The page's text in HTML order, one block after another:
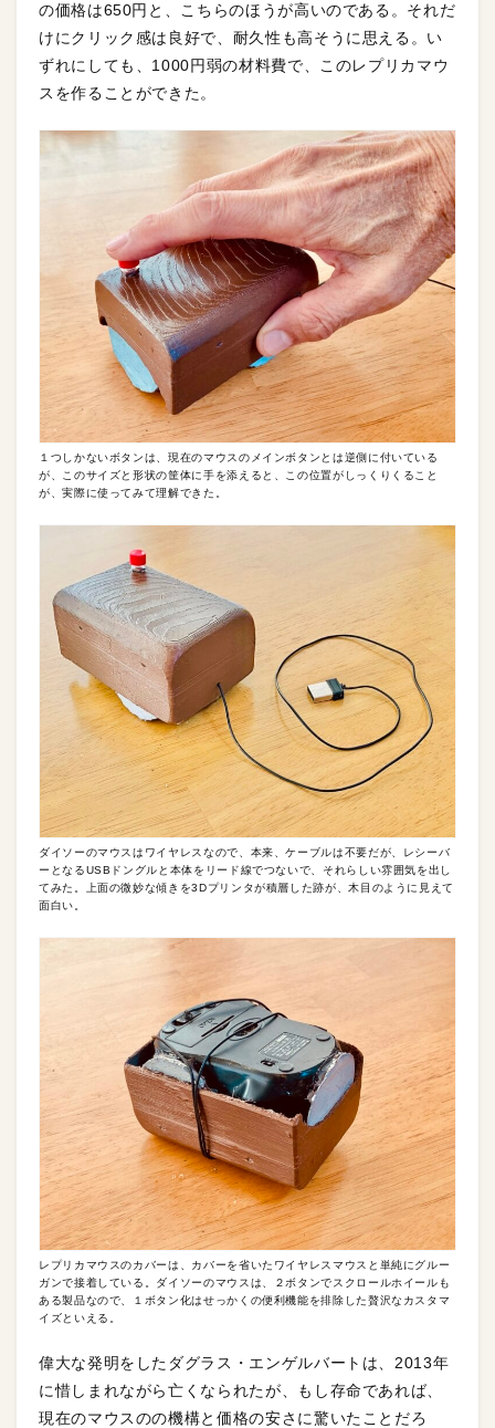
の価格は650円と、こちらのほうが高いのである。それだ
けにクリック感は良好で、耐久性も高そうに思える。い
ずれにしても、1000円弱の材料費で、このレプリカマウ
スを作ることができた。
１つしかないボタンは、現在のマウスのメインボタンとは逆側に付いている
が、このサイズと形状の筐体に手を添えると、この位置がしっくりくること
が、実際に使ってみて理解できた。
ダイソーのマウスはワイヤレスなので、本来、ケーブルは不要だが、レシーバ
ーとなるUSBドングルと本体をリード線でつないで、それらしい雰囲気を出し
てみた。上面の微妙な傾きを3Dプリンタが積層した跡が、木目のように見えて
面白い。
レプリカマウスのカバーは、カバーを省いたワイヤレスマウスと単純にグルー
ガンで接着している。ダイソーのマウスは、２ボタンでスクロールホイールも
ある製品なので、１ボタン化はせっかくの便利機能を排除した贅沢なカスタマ
イズといえる。
偉大な発明をしたダグラス・エンゲルバートは、2013年
に惜しまれながら亡くなられたが、もし存命であれば、
現在のマウスのの機構と価格の安さに驚いたことだろ